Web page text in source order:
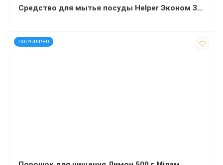
Средство для мытья посуды Helper Эконом Зеленый лимон 495 мл
ПОПУЛЯРНО
код: 35130